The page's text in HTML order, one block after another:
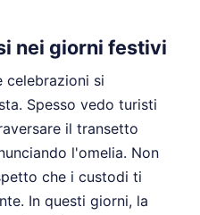
nei giorni festivi
celebrazioni si
Spesso vedo turisti
il transetto
l'omelia. Non
che i custodi ti
In questi giorni, la